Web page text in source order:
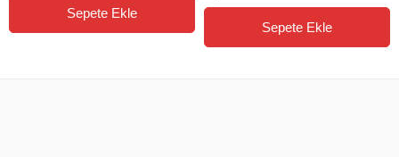
Sepete Ekle
Sepete Ekle